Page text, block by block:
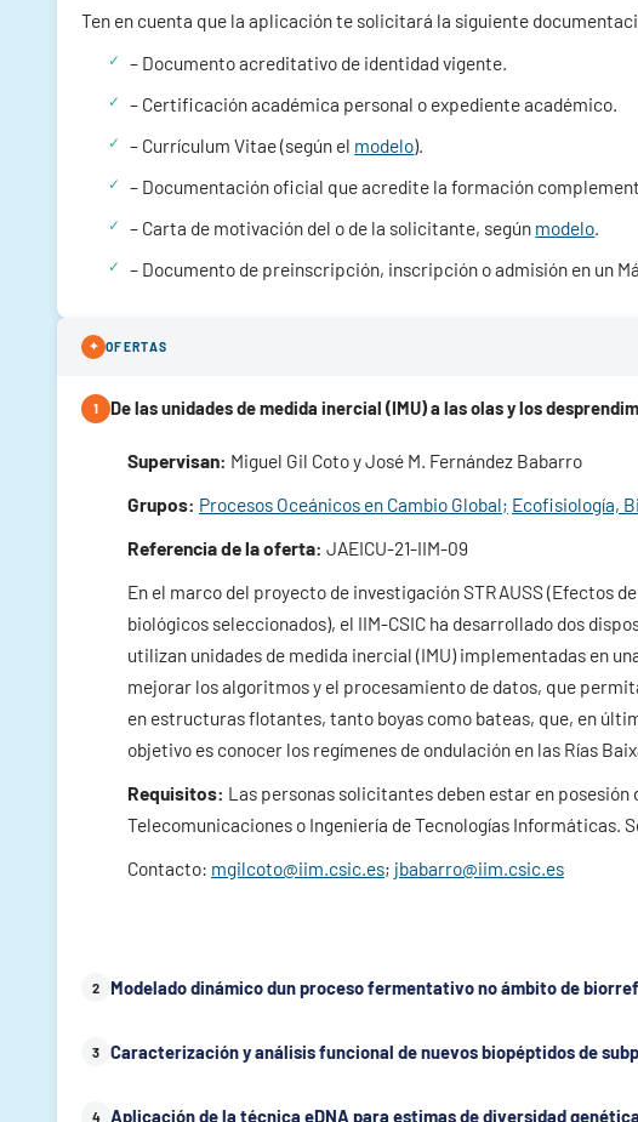
Ten en cuenta que la aplicación te solicitará la siguiente
– Documento acreditativo de identidad vigente.
– Certificación académica personal o expediente académico.
– Currículum Vitae (según el modelo).
– Documentación oficial que acredite la formación
– Carta de motivación del o de la solicitante, según modelo.
– Documento de preinscripción, inscripción o admisión en un
✦ OFERTAS
1 De las unidades de medida inercial (IMU) a las olas y los
Supervisan: Miguel Gil Coto y José M. Fernández Babarro
Grupos: Procesos Oceánicos en Cambio Global; Ecofisiología,
Referencia de la oferta: JAEICU-21-IIM-09
En el marco del proyecto de investigación STRAUSS (Efectos
biológicos seleccionados), el IIM-CSIC ha desarrollado dos
utilizan unidades de medida inercial (IMU) implementadas en
mejorar los algoritmos y el procesamiento de datos, que
en estructuras flotantes, tanto boyas como bateas, que, en
objetivo es conocer los regímenes de ondulación en las Rías
Requisitos: Las personas solicitantes deben estar en
Telecomunicaciones o Ingeniería de Tecnologías Informáticas.
Contacto: mgilcoto@iim.csic.es; jbabarro@iim.csic.es
2 Modelado dinámico dun proceso fermentativo no ámbito de
3 Caracterización y análisis funcional de nuevos biopéptidos de
4 Aplicación de la técnica eDNA para estimas de diversidad